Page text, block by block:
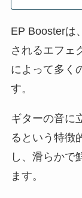
EP Boosterは
されるエフェ
によって多く
す。
ギターの音に
るという特徴
し、滑らかで
ます。